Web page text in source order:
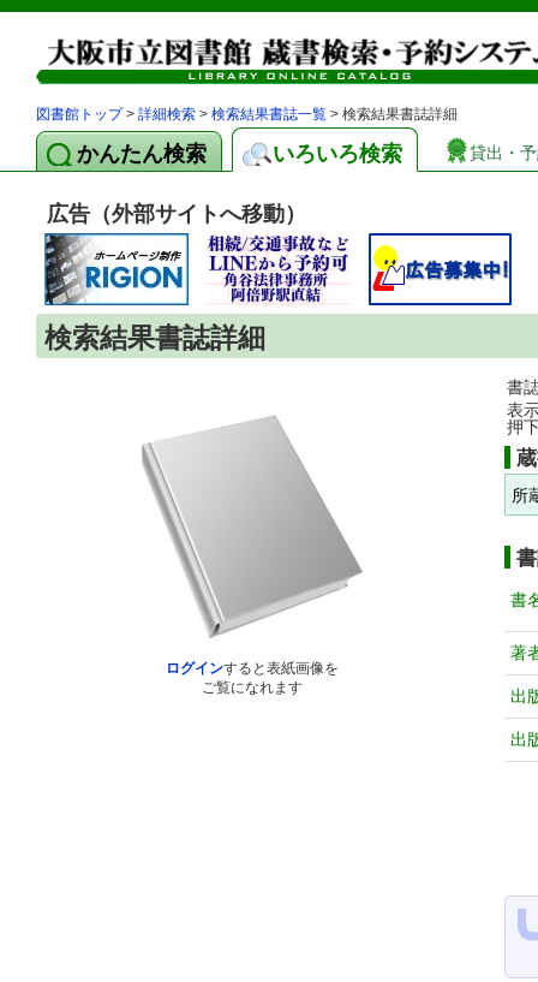
図書館トップ> 詳細検索 > 検索結果書誌一覧 > 検索結果書誌詳細
かんたん検索 いろいろ検索 貸出・
広告（外部サイトへ移動）
検索結果書誌詳細
ログインすると表紙画像を
ご覧になれます
書
表
押
所
書
著
出
出